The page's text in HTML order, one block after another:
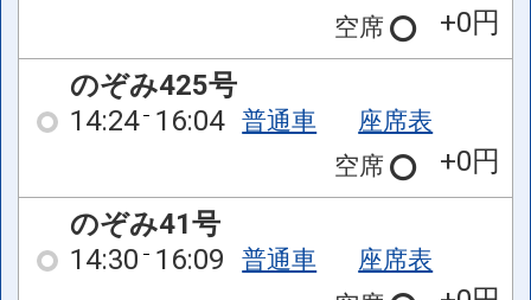
空席
+0円
のぞみ425号
14:24 16:04 普通車
座席表
空席
+0円
のぞみ41号
14:30 16:09 普通車
座席表